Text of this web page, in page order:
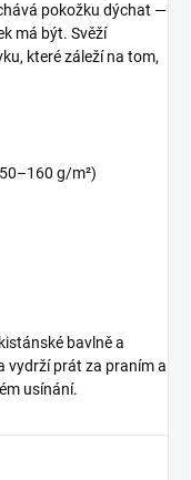
pokožku dýchat —
má být. Svěží
které záleží na tom,
g/m²)
bavlně a
vydrží prát za praním a
usínání.